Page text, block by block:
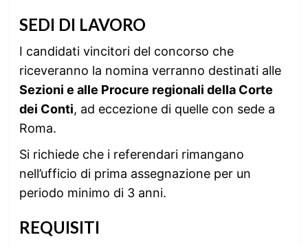
SEDI DI LAVORO
I candidati vincitori del concorso che
riceveranno la nomina verranno destinati alle
Sezioni e alle Procure regionali della Corte
dei Conti, ad eccezione di quelle con sede a
Roma.
Si richiede che i referendari rimangano
nell’ufficio di prima assegnazione per un
periodo minimo di 3 anni.
REQUISITI